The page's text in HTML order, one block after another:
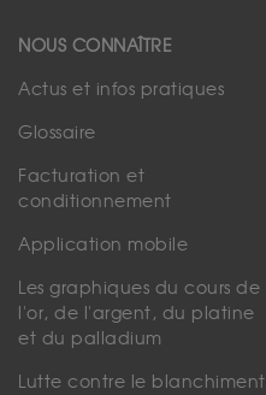
NOUS CONNAÎTRE
Actus et infos pratiques
Glossaire
Facturation et
conditionnement
Application mobile
Les graphiques du cours de
l'or, de l'argent, du platine
et du palladium
Lutte contre le blanchiment